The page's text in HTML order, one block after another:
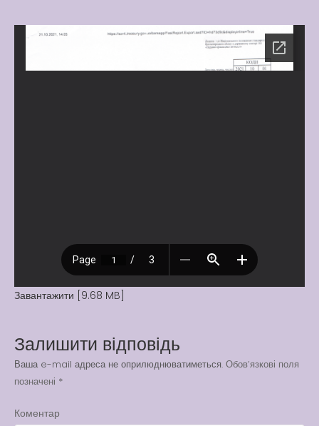
Вакансії
Публічна
інформація
Завантажити [9.68 MB]
Залишити відповідь
Ваша e-mail адреса не оприлюднюватиметься. Обов’язкові поля
позначені *
Коментар